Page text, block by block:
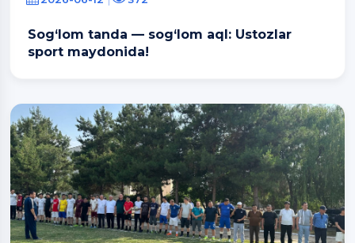
Sog‘lom tanda — sog‘lom aql: Ustozlar
sport maydonida!